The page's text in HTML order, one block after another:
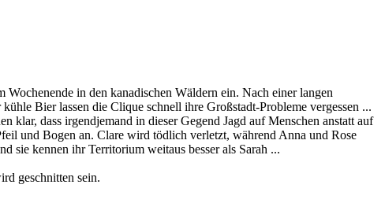
in den kanadischen Wäldern ein. Nach einer langen
Bier lassen die Clique schnell ihre Großstadt-Probleme vergessen ...
klar, dass irgendjemand in dieser Gegend Jagd auf Menschen anstatt auf
und Bogen an. Clare wird tödlich verletzt, während Anna und Rose
sie kennen ihr Territorium weitaus besser als Sarah ...
geschnitten sein.